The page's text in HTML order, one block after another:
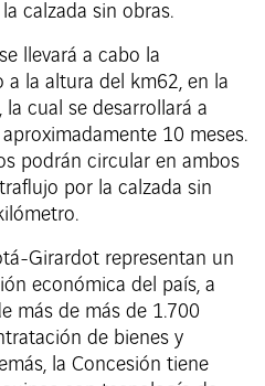
calzada sin obras.
llevará a cabo la
la altura del km62, en la
cual se desarrollará a
10 meses.
podrán circular en ambos
por la calzada sin
Girardot representan un
económica del país, a
más de más de 1.700
de bienes y
la Concesión tiene